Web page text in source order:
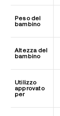
Peso del
bambino
Altezza del
bambino
Utilizzo
approvato
per